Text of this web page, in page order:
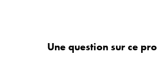
Une question sur ce